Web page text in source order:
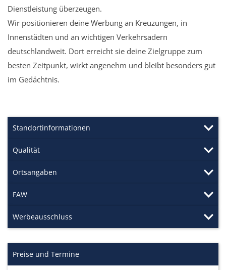
Dienstleistung überzeugen.
Wir positionieren deine Werbung an Kreuzungen, in
Innenstädten und an wichtigen Verkehrsadern
deutschlandweit. Dort erreicht sie deine Zielgruppe zum
besten Zeitpunkt, wirkt angenehm und bleibt besonders gut
im Gedächtnis.
Standortinformationen
Qualität
Ortsangaben
FAW
Werbeausschluss
Preise und Termine